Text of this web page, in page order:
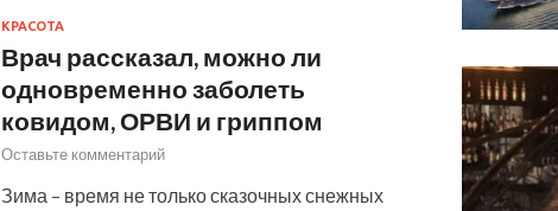
КРАСОТА
Врач рассказал, можно ли
одновременно заболеть
ковидом, ОРВИ и гриппом
Оставьте комментарий
Зима – время не только сказочных снежных